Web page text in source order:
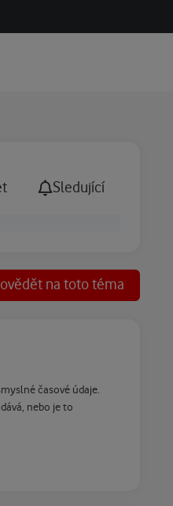
Sledující
na toto téma
časové údaje.
nebo je to